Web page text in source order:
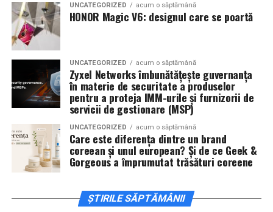
De „Ziua Îndrăgostiților”, pe14 februarie, în Cinema
City Iulius Mall Suceava, de la 18:30, spectatorii sunt
invitați la film alături de regizorul
actoriiSergiu Costache, Vlad si Oana Gherman,
Alexandra Răduță.
Cineplexx Băneasa Shopping City
Bucureștigăzduiește o proiecție specială în prezența
întregii echipe pe15 februarie, de la 17:30.
ÎnCraiova , regizorul Paul Decuși actorii Sergiu
Costache, Azaleea Necula și Oana Gherman vor
Mall pe 16 februarie de la ora 18:00.
UNCATEGORIZED acum o săptămână
HONOR Magic V6: designul care se poartă
UNCATEGORIZED acum o săptămână
Zyxel Networks îmbunătățește guvernanța
în materie de securitate a produselor
pentru a proteja IMM-urile și furnizorii de
servicii de gestionare (MSP)
UNCATEGORIZED acum o săptămână
Care este diferența dintre un brand
coreean și unul european? Și de ce Geek &
Gorgeous a împrumutat trăsături coreene
ȘTIRILE SĂPTĂMÂNII